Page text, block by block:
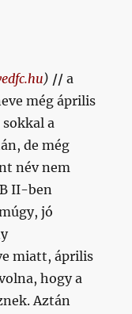
) // a
még április
sokkal a
de még
név nem
II-ben
jó
miatt, április
hogy a
Aztán